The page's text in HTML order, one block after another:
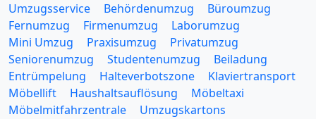
Umzugsservice Behördenumzug
Büroumzug
Fernumzug
Firmenumzug
Laborumzug
Mini Umzug
Praxisumzug
Privatumzug
Seniorenumzug
Studentenumzug
Beiladung
Entrümpelung
Halteverbotszone
Klaviertransport
Möbellift
Haushaltsauflösung
Möbeltaxi
Möbelmitfahrzentrale
Umzugskartons